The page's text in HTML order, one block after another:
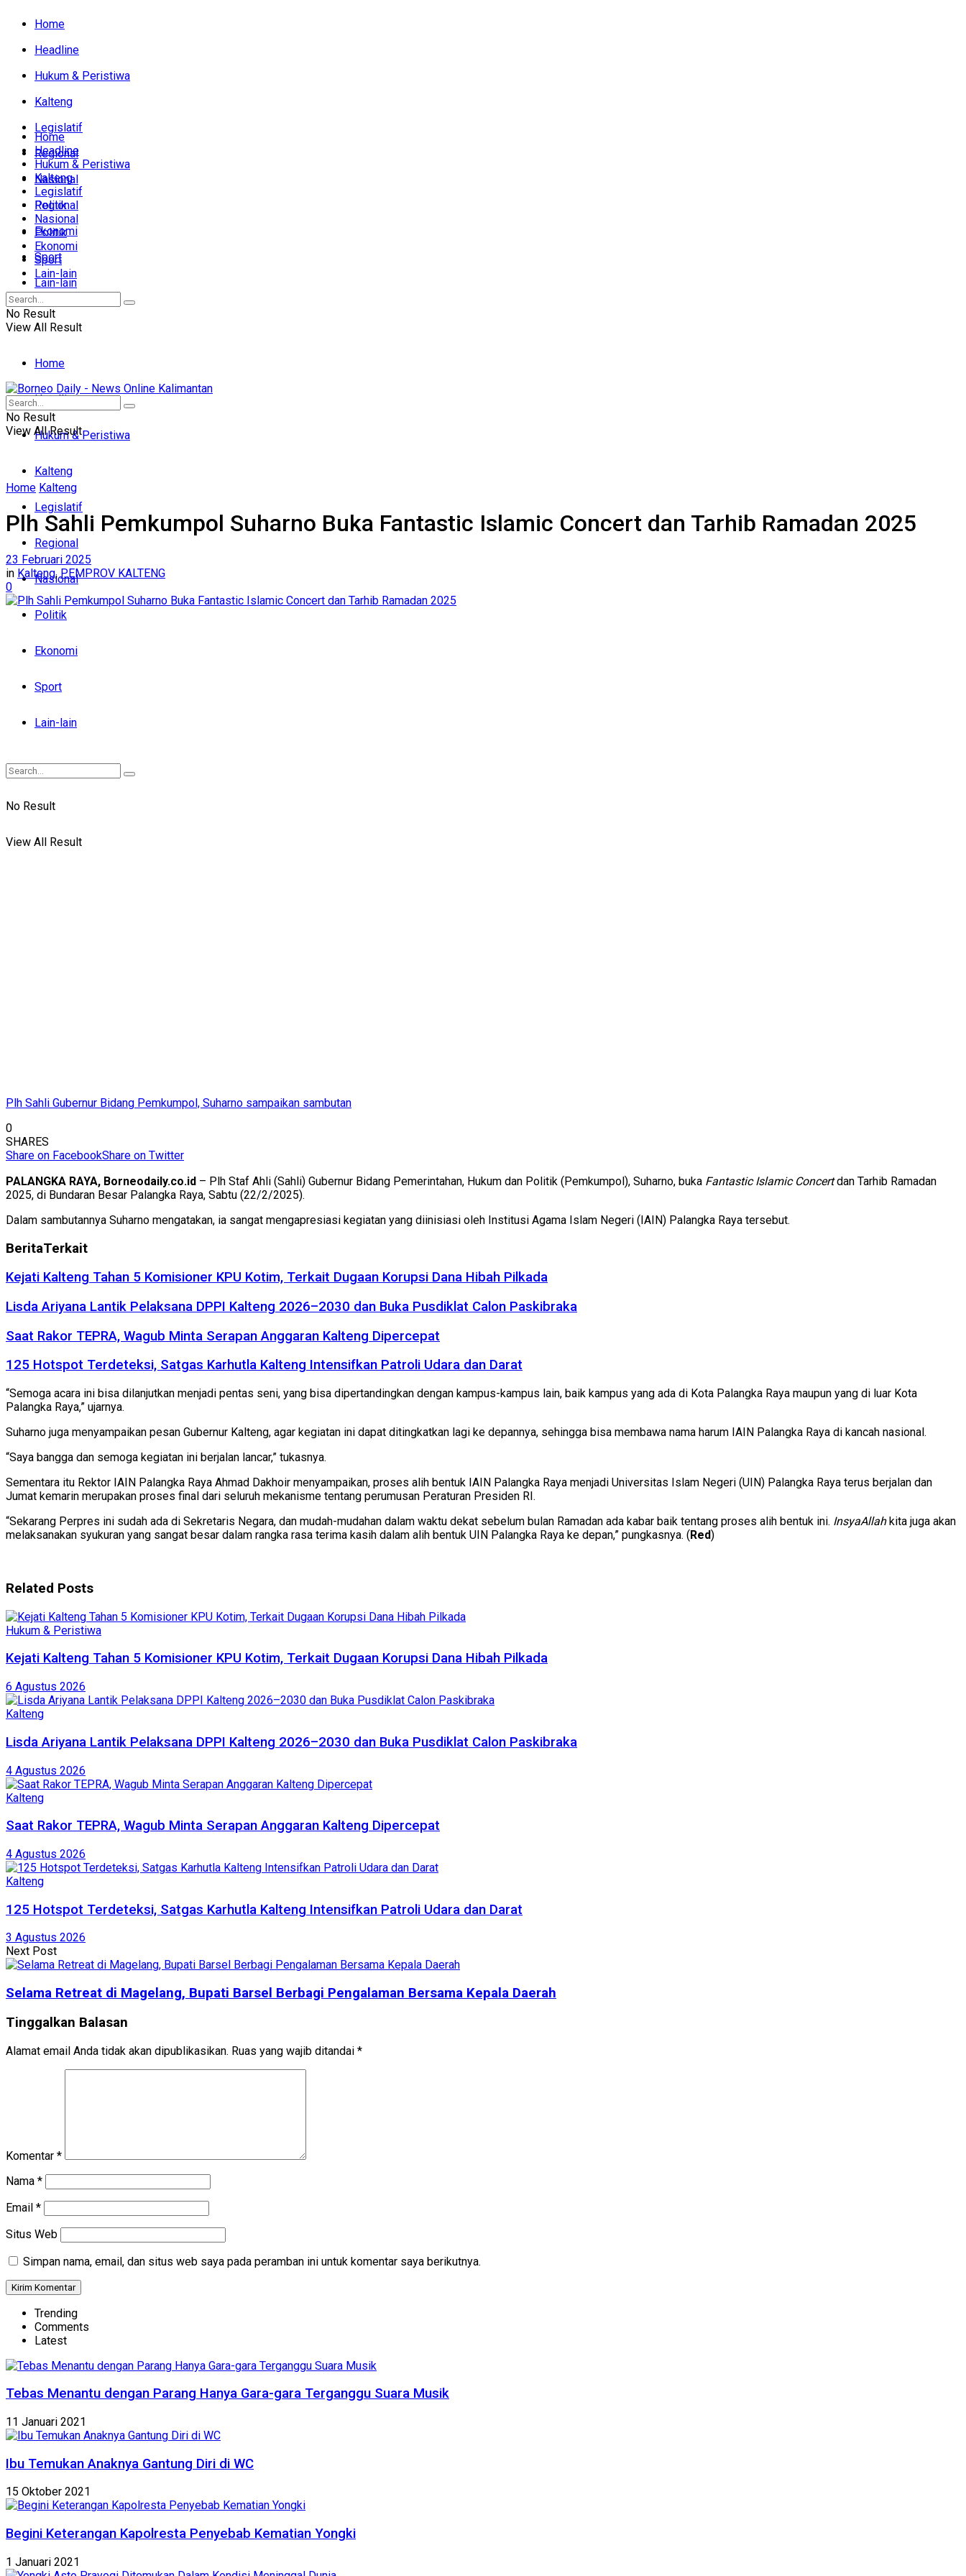
Home
Headline
Hukum & Peristiwa
Kalteng
Legislatif
Regional
Nasional
Politik
Ekonomi
Sport
Lain-lain
Jumat, Agustus 7, 2026
Home
Headline
Hukum & Peristiwa
Kalteng
Legislatif
Regional
Nasional
Politik
Ekonomi
Sport
Lain-lain
No Result
View All Result
Home
Headline
Hukum & Peristiwa
Kalteng
Legislatif
Regional
Nasional
Politik
Ekonomi
Sport
Lain-lain
No Result
View All Result
No Result
View All Result
Home Kalteng
Plh Sahli Pemkumpol Suharno Buka Fantastic Islamic Concert dan Tarhib Ramadan 2025
23 Februari 2025
in Kalteng,PEMPROV KALTENG
0
Plh Sahli Gubernur Bidang Pemkumpol, Suharno sampaikan sambutan
0
SHARES
Share on FacebookShare on Twitter
PALANGKA RAYA, Borneodaily.co.id – Plh Staf Ahli (Sahli) Gubernur Bidang Pemerintahan, Hukum dan Politik (Pemkumpol), Suharno, buka Fantastic Islamic Concertdan Tarhib Ramadan
2025, di Bundaran Besar Palangka Raya, Sabtu (22/2/2025).
Dalam sambutannya Suharno mengatakan, ia sangat mengapresiasi kegiatan yang diinisiasi oleh Institusi Agama Islam Negeri (IAIN) Palangka Raya tersebut.
BeritaTerkait
Kejati Kalteng Tahan 5 Komisioner KPU Kotim, Terkait Dugaan Korupsi Dana Hibah Pilkada
Lisda Ariyana Lantik Pelaksana DPPI Kalteng 2026–2030 dan Buka Pusdiklat Calon Paskibraka
Saat Rakor TEPRA, Wagub Minta Serapan Anggaran Kalteng Dipercepat
125 Hotspot Terdeteksi, Satgas Karhutla Kalteng Intensifkan Patroli Udara dan Darat
“Semoga acara ini bisa dilanjutkan menjadi pentas seni, yang bisa dipertandingkan dengan kampus-kampus lain, baik kampus yang ada di Kota Palangka Raya maupun yang di luar Kota
Palangka Raya,” ujarnya.
Suharno juga menyampaikan pesan Gubernur Kalteng, agar kegiatan ini dapat ditingkatkan lagi ke depannya, sehingga bisa membawa nama harum IAIN Palangka Raya di kancah nasional.
“Saya bangga dan semoga kegiatan ini berjalan lancar,” tukasnya.
Sementara itu Rektor IAIN Palangka Raya Ahmad Dakhoir menyampaikan, proses alih bentuk IAIN Palangka Raya menjadi Universitas Islam Negeri (UIN) Palangka Raya terus berjalan dan
Jumat kemarin merupakan proses final dari seluruh mekanisme tentang perumusan Peraturan Presiden RI.
“Sekarang Perpres ini sudah ada di Sekretaris Negara, dan mudah-mudahan dalam waktu dekat sebelum bulan Ramadan ada kabar baik tentang proses alih bentuk ini. InsyaAllahkita juga akan
melaksanakan syukuran yang sangat besar dalam rangka rasa terima kasih dalam alih bentuk UIN Palangka Raya ke depan,” pungkasnya. ( Red)
Related Posts
Hukum & Peristiwa
Kejati Kalteng Tahan 5 Komisioner KPU Kotim, Terkait Dugaan Korupsi Dana Hibah Pilkada
6 Agustus 2026
Kalteng
Lisda Ariyana Lantik Pelaksana DPPI Kalteng 2026–2030 dan Buka Pusdiklat Calon Paskibraka
4 Agustus 2026
Kalteng
Saat Rakor TEPRA, Wagub Minta Serapan Anggaran Kalteng Dipercepat
4 Agustus 2026
Kalteng
125 Hotspot Terdeteksi, Satgas Karhutla Kalteng Intensifkan Patroli Udara dan Darat
3 Agustus 2026
Next Post
Selama Retreat di Magelang, Bupati Barsel Berbagi Pengalaman Bersama Kepala Daerah
Tinggalkan Balasan
Alamat email Anda tidak akan dipublikasikan. Ruas yang wajib ditandai *
Komentar *
Nama *
Email *
Situs Web
Simpan nama, email, dan situs web saya pada peramban ini untuk komentar saya berikutnya.
Trending
Comments
Latest
Tebas Menantu dengan Parang Hanya Gara-gara Terganggu Suara Musik
11 Januari 2021
Ibu Temukan Anaknya Gantung Diri di WC
15 Oktober 2021
Begini Keterangan Kapolresta Penyebab Kematian Yongki
1 Januari 2021